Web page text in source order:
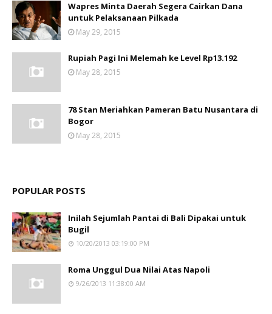
Wapres Minta Daerah Segera Cairkan Dana
untuk Pelaksanaan Pilkada
May 29, 2015
Rupiah Pagi Ini Melemah ke Level Rp13.192
May 28, 2015
78 Stan Meriahkan Pameran Batu Nusantara di
Bogor
May 28, 2015
POPULAR POSTS
Inilah Sejumlah Pantai di Bali Dipakai untuk
Bugil
10/20/2013 03:19:00 PM
Roma Unggul Dua Nilai Atas Napoli
9/26/2013 11:38:00 AM